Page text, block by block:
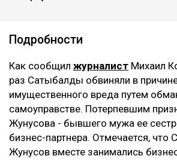
Подробности
Как сообщил журналист Михаил
раз Сатыбалды обвиняли в
имущественного вреда путем
самоуправстве. Потерпевшим
Жунусова - бывшего мужа ее
бизнес-партнера. Отмечается, что
Жунусов вместе занимались